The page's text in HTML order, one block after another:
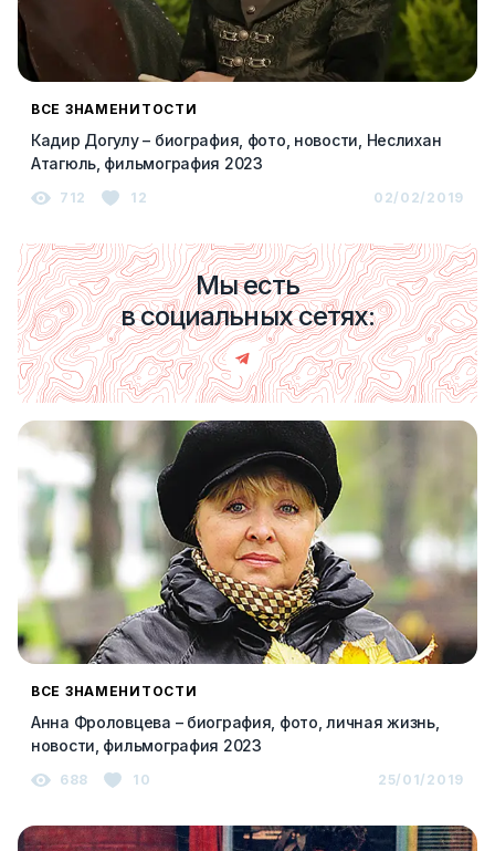
ВСЕ ЗНАМЕНИТОСТИ
Кадир Догулу – биография, фото, новости, Неслихан
Атагюль, фильмография 2023
712 12 02/02/2019
Мы есть
в социальных сетях:
ВСЕ ЗНАМЕНИТОСТИ
Анна Фроловцева – биография, фото, личная жизнь,
новости, фильмография 2023
688 10 25/01/2019